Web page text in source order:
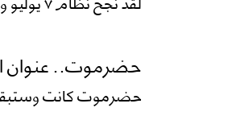
حضرموت.. عنوان
حضرموت كانت